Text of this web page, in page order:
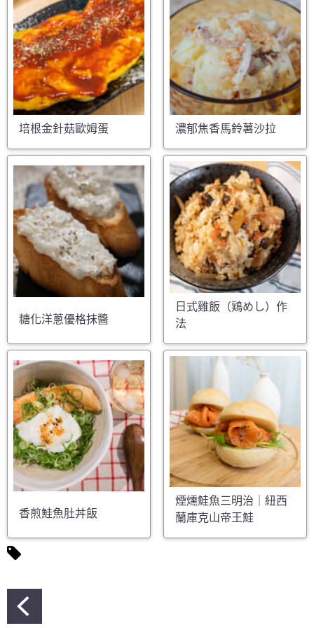
培根金針菇歐姆蛋 濃郁焦香馬鈴薯沙拉
糖化洋蔥優格抹醬
日式雞飯（鶏めし）作
法
香煎鮭魚肚丼飯
煙燻鮭魚三明治｜紐西
蘭庫克山帝王鮭
文